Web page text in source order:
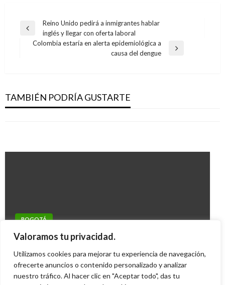
Valoramos tu privacidad.
Utilizamos cookies para mejorar tu experiencia de navegación,
ofrecerte anuncios o contenido personalizado y analizar
nuestro tráfico. Al hacer clic en "Aceptar todo", das tu
Navegación
Entrada
anterior
Reino Unido pedirá a inmigrantes hablar
inglés y llegar con oferta laboral
Colombia estaría en alerta epidemiológica a
causa del dengue
TAMBIÉN PODRÍA GUSTARTE
armado
Giovanni Alarcón M. martes abril 9, 2019
Unidad de Mantenimiento Víal necesita
ingenieros ambientales
Bogotá lidera el derecho al trabajo en
BOGOTÁ
Adelantan operativos de espacio público en
Iván Briceño miércoles octubre 20, 2010